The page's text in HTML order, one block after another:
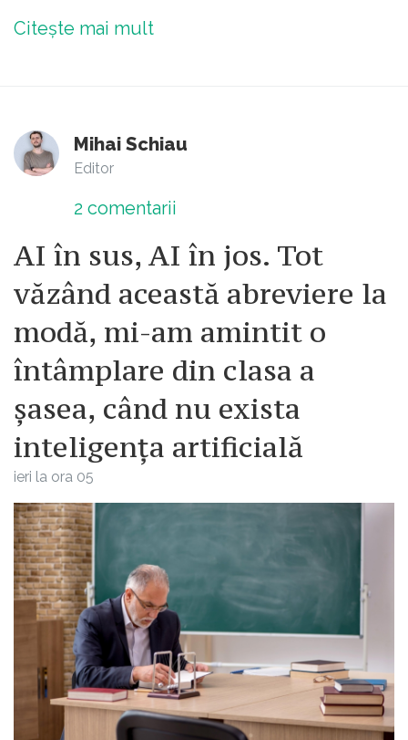
Citește mai mult
Mihai Schiau
Editor
2 comentarii
AI în sus, AI în jos. Tot
văzând această abreviere la
modă, mi-am amintit o
întâmplare din clasa a
șasea, când nu exista
inteligența artificială
ieri la ora 05